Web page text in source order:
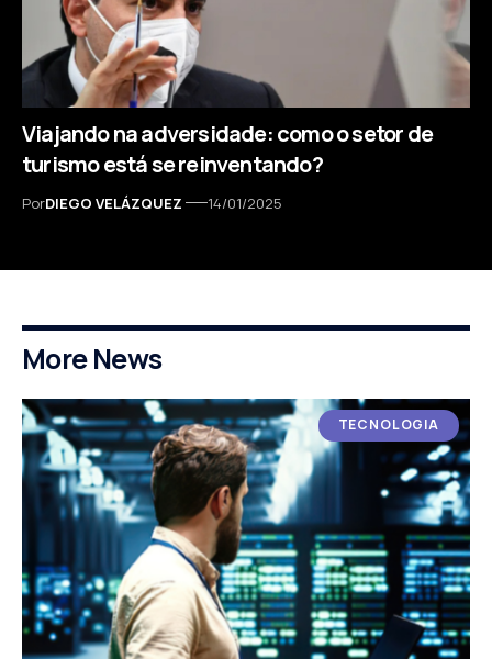
Viajando na adversidade: como o setor de
turismo está se reinventando?
PorDIEGO VELÁZQUEZ 14/01/2025
More News
TECNOLOGIA